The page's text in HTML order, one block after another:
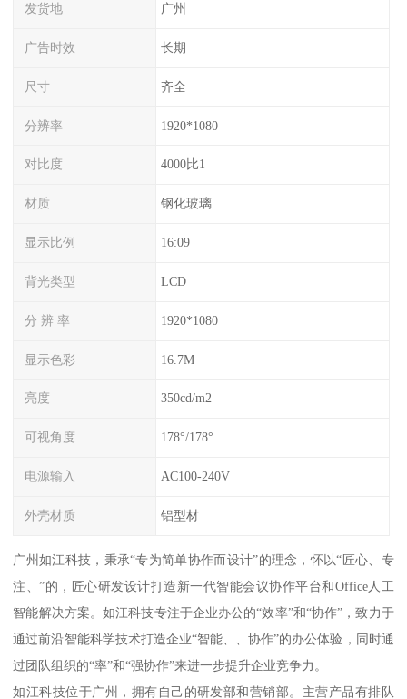
发货地 广州
广告时效 长期
尺寸 齐全
分辨率 1920*1080
对比度 4000比1
材质 钢化玻璃
显示比例 16:09
背光类型 LCD
分 辨 率 1920*1080
显示色彩 16.7M
亮度 350cd/m2
可视角度 178°/178°
电源输入 AC100-240V
外壳材质 铝型材
广州如江科技，秉承“专为简单协作而设计”的理念，怀以“匠心、专
注、”的，匠心研发设计打造新一代智能会议协作平台和Office人工
智能解决方案。如江科技专注于企业办公的“效率”和“协作”，致力于
通过前沿智能科学技术打造企业“智能、、协作”的办公体验，同时通
过团队组织的“率”和“强协作”来进一步提升企业竞争力。
如江科技位于广州，拥有自己的研发部和营销部。主营产品有排队